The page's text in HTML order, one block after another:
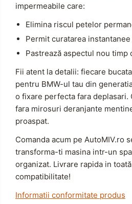
impermeabile care:
Elimina riscul petelor
Permit curatarea
Pastrează aspectul nou timp
Fii atent la detalii: fiecare
pentru BMW-ul tau din
o fixare perfecta fara deplasari.
fara mirosuri deranjante
proaspat.
Comanda acum pe AutoMIV.ro
transforma-ti masina intr-un
organizat. Livrare rapida in
compatibilitate!
Informatii conformitate produs